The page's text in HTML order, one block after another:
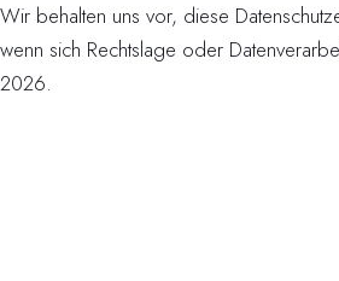
Wir behalten uns vor, diese
wenn sich Rechtslage oder
2026.